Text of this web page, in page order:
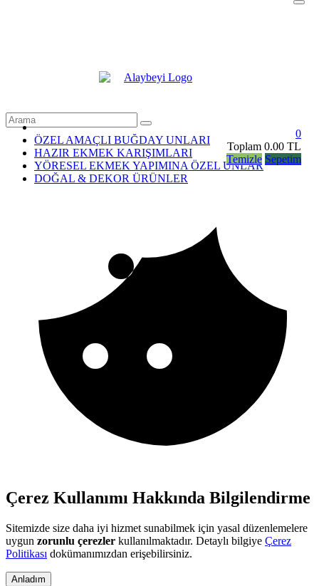
0
Toplam 0.00 TL
Temizle Sepetim
ÖZEL AMAÇLI BUĞDAY UNLARI
HAZIR EKMEK KARIŞIMLARI
YÖRESEL EKMEK YAPIMINA ÖZEL UNLAR
DOĞAL & DEKOR ÜRÜNLER
Çerez Kullanımı Hakkında Bilgilendirme
Sitemizde size daha iyi hizmet sunabilmek için yasal düzenlemelere
uygun zorunlu çerezler kullanılmaktadır. Detaylı bilgiye Çerez
Politikası dokümanımızdan erişebilirsiniz.
Anladım